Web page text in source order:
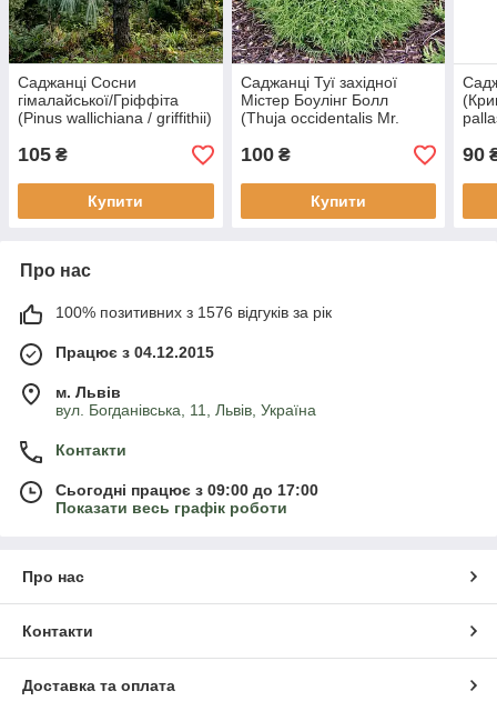
Саджанці Сосни
гімалайської/Гріффіта
(Pinus wallichiana / griffithii)
105 ₴
Купити
Саджанці Туї західної
Містер Боулінг Болл
(Thuja occidentalis Mr.
100₴
Купити
90
Про нас
100% позитивних з 1576 відгуків за рік
Працює з 04.12.2015
м. Львів
вул. Богданівська, 11, Львів, Україна
Контакти
Сьогодні працює з 09:00 до 17:00
Показати весь графік роботи
Про нас
Контакти
Доставка та оплата